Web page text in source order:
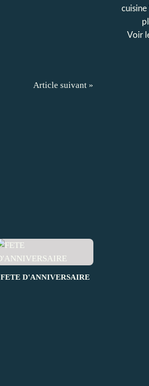
Article suivant »
FETE D'ANNIVERSAIRE
Voir